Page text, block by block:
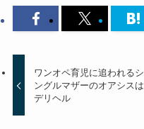
ワンオペ育児に追われるシ
ングルマザーのオアシスは
デリヘル